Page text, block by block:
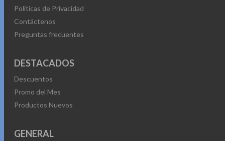
Políticas de Privacidad
Contáctenos
Preguntas frecuentes
DESTACADOS
Descuentos
Promo del Mes
Productos Nuevos
GENERAL